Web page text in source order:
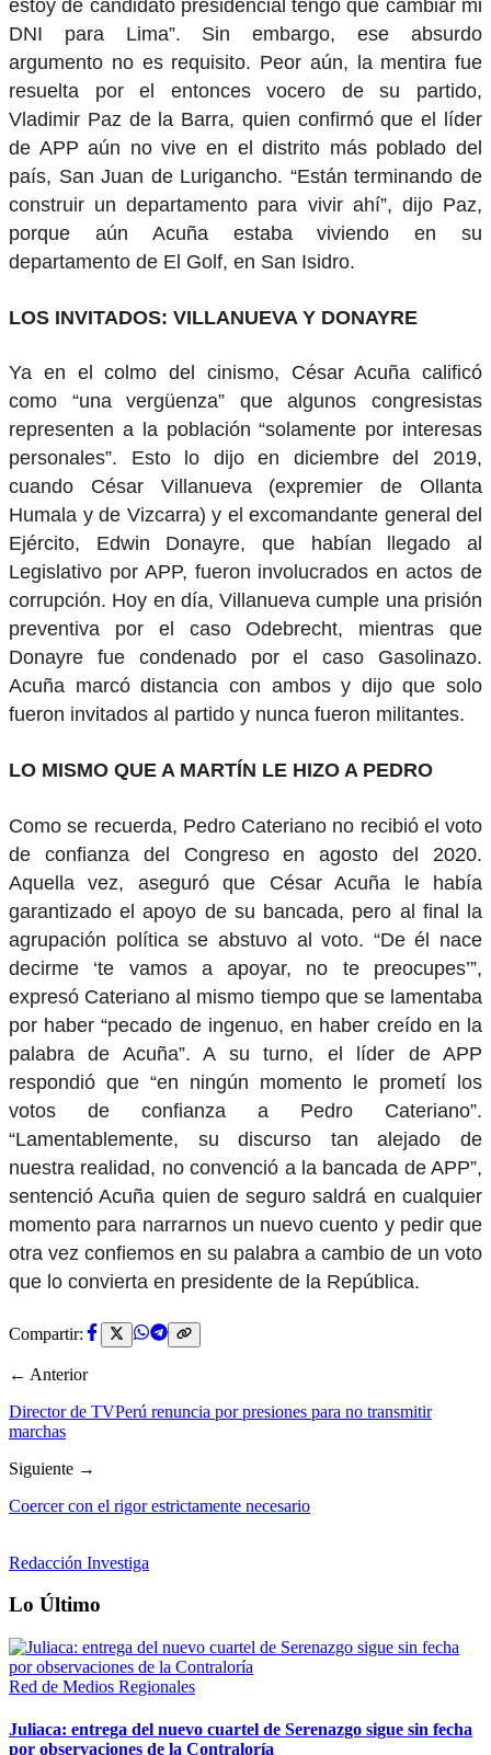
estoy de candidato presidencial tengo que cambiar mi
DNI para Lima”. Sin embargo, ese absurdo
argumento no es requisito. Peor aún, la mentira fue
resuelta por el entonces vocero de su partido,
Vladimir Paz de la Barra, quien confirmó que el líder
de APP aún no vive en el distrito más poblado del
país, San Juan de Lurigancho. “Están terminando de
construir un departamento para vivir ahí”, dijo Paz,
porque aún Acuña estaba viviendo en su
departamento de El Golf, en San Isidro.
LOS INVITADOS: VILLANUEVA Y DONAYRE
Ya en el colmo del cinismo, César Acuña calificó
como “una vergüenza” que algunos congresistas
representen a la población “solamente por interesas
personales”. Esto lo dijo en diciembre del 2019,
cuando César Villanueva (expremier de Ollanta
Humala y de Vizcarra) y el excomandante general del
Ejército, Edwin Donayre, que habían llegado al
Legislativo por APP, fueron involucrados en actos de
corrupción. Hoy en día, Villanueva cumple una prisión
preventiva por el caso Odebrecht, mientras que
Donayre fue condenado por el caso Gasolinazo.
Acuña marcó distancia con ambos y dijo que solo
fueron invitados al partido y nunca fueron militantes.
LO MISMO QUE A MARTÍN LE HIZO A PEDRO
Como se recuerda, Pedro Cateriano no recibió el voto
de confianza del Congreso en agosto del 2020.
Aquella vez, aseguró que César Acuña le había
garantizado el apoyo de su bancada, pero al final la
agrupación política se abstuvo al voto. “De él nace
decirme ‘te vamos a apoyar, no te preocupes’”,
expresó Cateriano al mismo tiempo que se lamentaba
por haber “pecado de ingenuo, en haber creído en la
palabra de Acuña”. A su turno, el líder de APP
respondió que “en ningún momento le prometí los
votos de confianza a Pedro Cateriano”.
“Lamentablemente, su discurso tan alejado de
nuestra realidad, no convenció a la bancada de APP”,
sentenció Acuña quien de seguro saldrá en cualquier
momento para narrarnos un nuevo cuento y pedir que
otra vez confiemos en su palabra a cambio de un voto
que lo convierta en presidente de la República.
Compartir:
← Anterior
Director de TVPerú renuncia por presiones para no transmitir
marchas
Siguiente →
Coercer con el rigor estrictamente necesario
Redacción Investiga
Lo Último
Red de Medios Regionales
Juliaca: entrega del nuevo cuartel de Serenazgo sigue sin fecha
por observaciones de la Contraloría